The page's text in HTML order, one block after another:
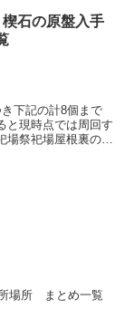
石の原盤入手
下記の計8個まで
と現時点では周回す
祭祀場屋根裏のぴ
場所 まとめ一覧